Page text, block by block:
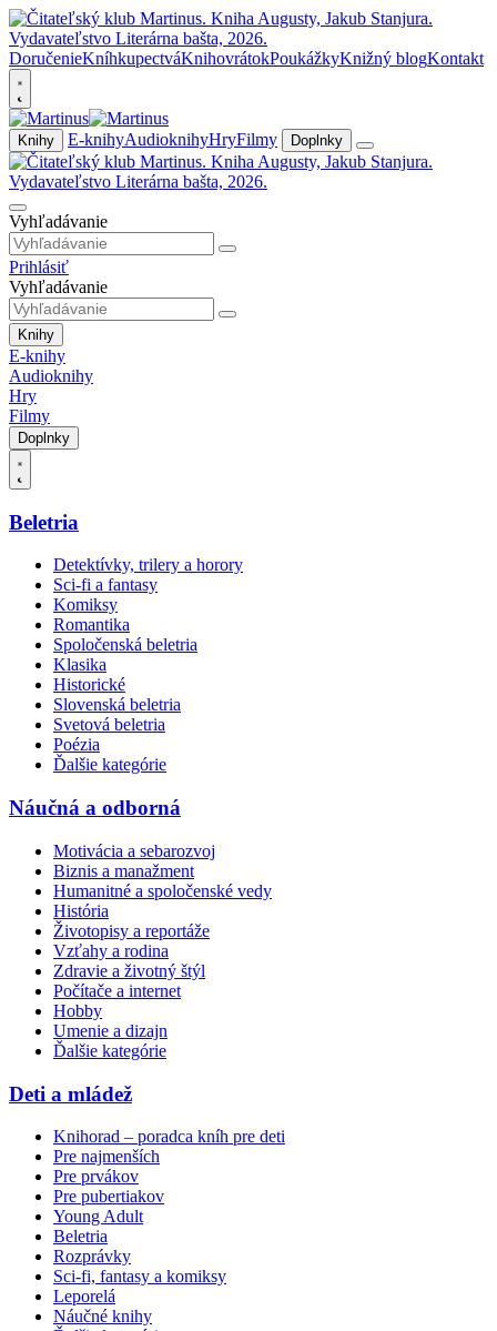
DoručenieKníhkupectváKnihovrátokPoukážkyKnižný blogKontakt
Knihy E-knihyAudioknihyHryFilmy Doplnky
Vyhľadávanie
Prihlásiť
Vyhľadávanie
Knihy
E-knihy
Audioknihy
Hry
Filmy
Doplnky
Beletria
Detektívky, trilery a horory
Sci-fi a fantasy
Komiksy
Romantika
Spoločenská beletria
Klasika
Historické
Slovenská beletria
Svetová beletria
Poézia
Ďalšie kategórie
Náučná a odborná
Motivácia a sebarozvoj
Biznis a manažment
Humanitné a spoločenské vedy
História
Životopisy a reportáže
Vzťahy a rodina
Zdravie a životný štýl
Počítače a internet
Hobby
Umenie a dizajn
Ďalšie kategórie
Deti a mládež
Knihorad – poradca kníh pre deti
Pre najmenších
Pre prvákov
Pre pubertiakov
Young Adult
Beletria
Rozprávky
Sci-fi, fantasy a komiksy
Leporelá
Náučné knihy